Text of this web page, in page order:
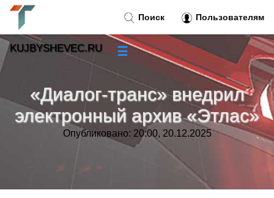
«Диалог-транс» внедрил
электронный архив «Этлас»
Опубликовано: 20:00, 20.12.2025
Поиск Пользователям
KUJBYSHEVEC.RU ☰
»
Тренды новостей»
»